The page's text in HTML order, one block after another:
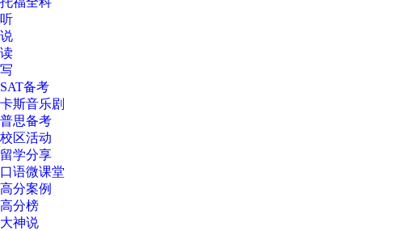
听
说
读
写
SAT备考
卡斯音乐剧
普思备考
校区活动
留学分享
口语微课堂
高分案例
高分榜
大神说